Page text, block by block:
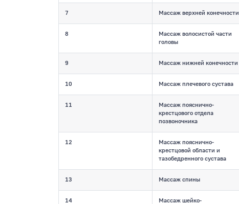
7 Массаж верхней конечности
8
Массаж волосистой части
головы
9 Массаж нижней конечности
10 Массаж плечевого сустава
11
Массаж пояснично-
крестцового отдела
позвоночника
12
Массаж пояснично-
крестцовой области и
тазобедренного сустава
13 Массаж спины
14
Массаж шейко-